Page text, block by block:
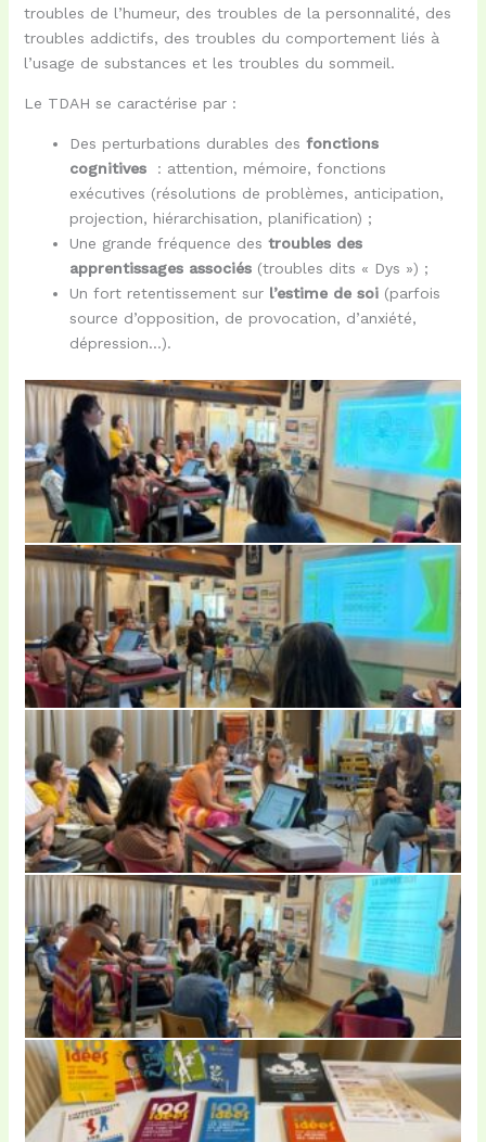
troubles de l’humeur, des troubles de la personnalité, des
troubles addictifs, des troubles du comportement liés à
l’usage de substances et les troubles du sommeil.
Le TDAH se caractérise par :
Des perturbations durables des fonctions
cognitives
: attention, mémoire, fonctions
exécutives (résolutions de problèmes, anticipation,
projection, hiérarchisation, planification) ;
Une grande fréquence des troubles des
apprentissages associés(troubles dits « Dys ») ;
Un fort retentissement sur l’estime de soi(parfois
source d’opposition, de provocation, d’anxiété,
dépression…).